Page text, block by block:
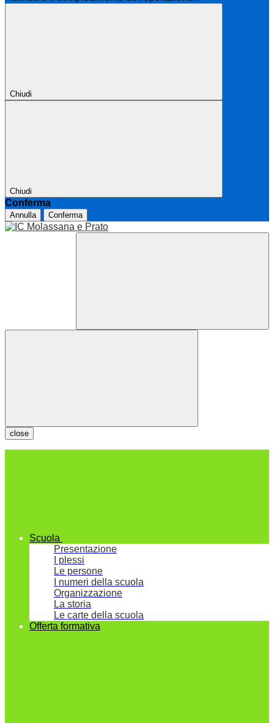
Chiudi
Chiudi
Conferma
Annulla Conferma
close
Scuola
Presentazione
I plessi
Le persone
I numeri della scuola
Organizzazione
La storia
Le carte della scuola
Offerta formativa